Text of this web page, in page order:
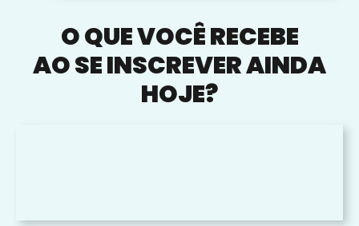
O QUE VOCÊ RECEBE
AO SE INSCREVER AINDA
HOJE?